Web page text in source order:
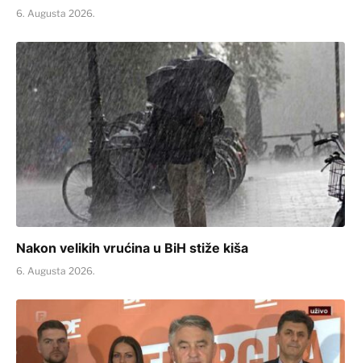
6. Augusta 2026.
Nakon velikih vrućina u BiH stiže kiša
6. Augusta 2026.